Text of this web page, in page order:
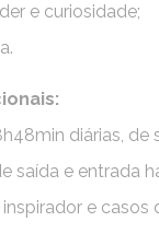
e curiosidade;
diárias, de
saída e entrada
e casos